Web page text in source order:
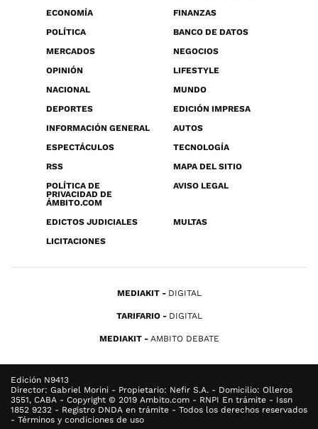
ECONOMÍA
FINANZAS
POLÍTICA
BANCO DE DATOS
MERCADOS
NEGOCIOS
OPINIÓN
LIFESTYLE
NACIONAL
MUNDO
DEPORTES
EDICIÓN IMPRESA
INFORMACIÓN GENERAL
AUTOS
ESPECTÁCULOS
TECNOLOGÍA
RSS
MAPA DEL SITIO
POLÍTICA DE
PRIVACIDAD DE
ÁMBITO.COM
AVISO LEGAL
EDICTOS JUDICIALES
MULTAS
LICITACIONES
MEDIAKIT DIGITAL
TARIFARIO DIGITAL
MEDIAKIT AMBITO DEBATE
Edición N9413
Director: Gabriel Morini - Propietario: Nefir S.A. - Domicilio: Olleros
3551, CABA - Copyright © 2019 Ambito.com - RNPI En trámite - Issn
1852 9232 - Registro DNDA en trámite - Todos los derechos reservados
- Términos y condiciones de uso